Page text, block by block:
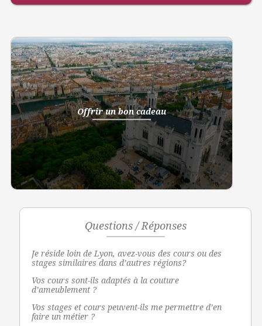
Offrir un bon cadeau
Questions / Réponses
Je réside loin de Lyon, avez-vous des cours ou des
stages similaires dans d’autres régions?
Vos cours sont-ils adaptés à la couture
d’ameublement ?
Vos stages et cours peuvent-ils me permettre d’en
faire un métier ?